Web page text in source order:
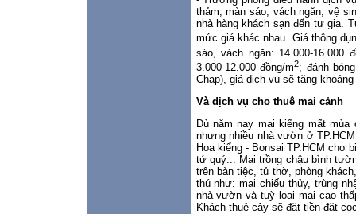
thảm, màn sáo, vách ngăn, vệ
nhà hàng khách sạn đến tư gia.
mức giá khác nhau. Giá thông
sáo, vách ngăn: 14.000-16.000
3.000-12.000 đồng/m2; đánh
Chạp), giá dịch vụ sẽ tăng khoảng
Và dịch vụ cho thuê mai cảnh
Dù năm nay mai kiểng mất
nhưng nhiều nhà vườn ở
Hoa kiểng - Bonsai TP.HCM cho
tứ quý... Mai trồng chậu bình
trên bàn tiệc, tủ thờ, phòng
thú như: mai chiếu thủy, trùng
nhà vườn và tuỳ loại mai cao
Khách thuê cây sẽ đặt tiền đặt